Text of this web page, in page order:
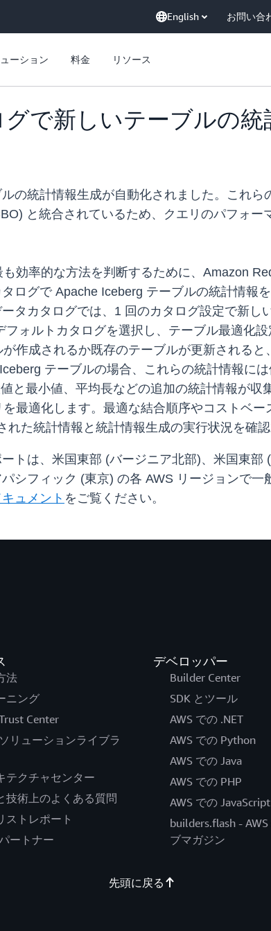
English お問い合
ーション 料金 リソース
で新しいテーブルの
の統計情報生成が自動化されました。これ
と統合されているため、クエリのパフォ
効率的な方法を判断するために、Amazon
ログで Apache Iceberg テーブルの統計情報
タカタログでは、1 回のカタログ設定で新
ォルトカタログを選択し、テーブル最適化
作成されるか既存のテーブルが更新される
テーブルの場合、これらの統計情報に
と最小値、平均長などの追加の統計情報が
最適化します。最適な結合順序やコストベ
た統計情報と統計情報生成の実行状況を確認
トは、米国東部 (バージニア北部)、米国東
シフィック (東京) の各 AWS リージョンで一
キュメント をご覧ください。
法
ニング
Center
リューションライブラ
テクチャセンター
技術上のよくある質問
ストレポート
ートナー
デベロッパー
Builder Center
SDK とツール
AWS での .NET
AWS での Python
AWS での Java
AWS での PHP
AWS での JavaScript
builders.flash -
ブマガジン
先頭に戻る